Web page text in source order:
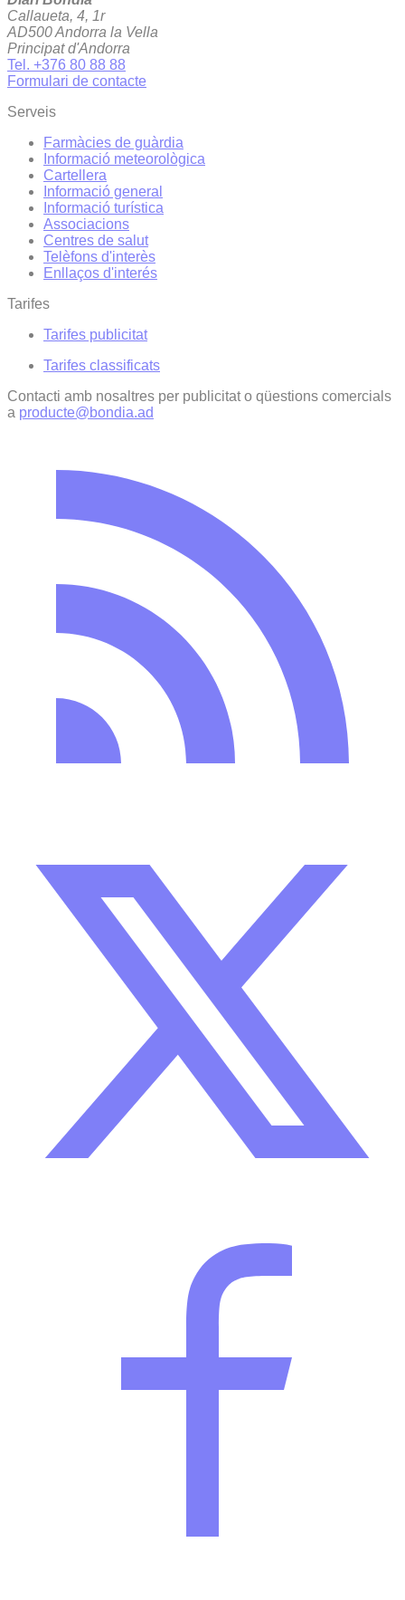
Callaueta, 4, 1r
AD500 Andorra la Vella
Principat d'Andorra
Tel. +376 80 88 88
Formulari de contacte
Serveis
Farmàcies de guàrdia
Informació meteorològica
Cartellera
Informació general
Informació turística
Associacions
Centres de salut
Telèfons d'interès
Enllaços d'interés
Tarifes
Tarifes publicitat
Tarifes classificats
Contacti amb nosaltres per publicitat o qüestions comercials
a producte@bondia.ad